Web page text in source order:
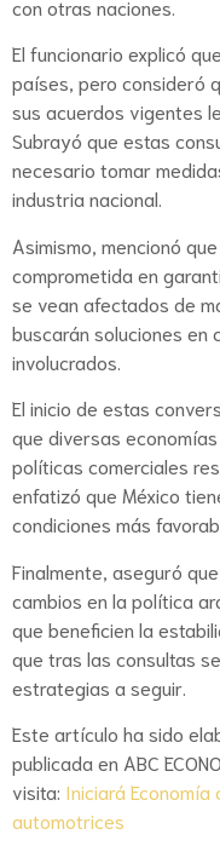
con otras naciones.
El funcionario explicó
países, pero consideró
sus acuerdos vigentes
Subrayó que estas
necesario tomar
industria nacional.
Asimismo, mencionó
comprometida en
se vean afectados de
buscarán soluciones en
involucrados.
El inicio de estas
que diversas
políticas comerciales
enfatizó que México
condiciones más
Finalmente, aseguró
cambios en la política
que beneficien la
que tras las consultas
estrategias a seguir.
Este artículo ha sido
publicada en ABC
visita: Iniciará
automotrices